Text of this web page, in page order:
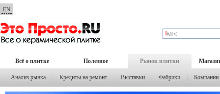
EN
Всё о плитке Полезное Рынок плитки
Анализ рынка Кредиты на ремонт Выставки Фабрики Компании